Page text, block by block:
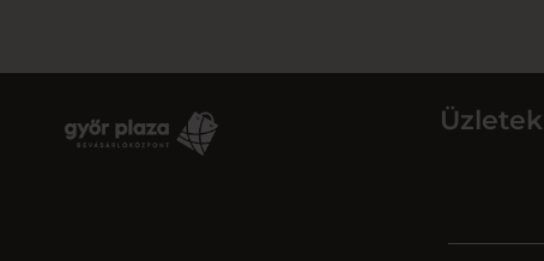
Üzletek